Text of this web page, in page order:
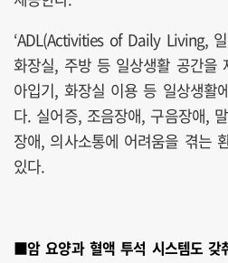
‘ADL(Activities of Daily Living,
화장실, 주방 등 일상생활 공간을
아입기, 화장실 이용 등 일상생활
다. 실어증, 조음장애, 구음장애,
장애, 의사소통에 어려움을 겪는
있다.
■암 요양과 혈액 투석 시스템도 갖